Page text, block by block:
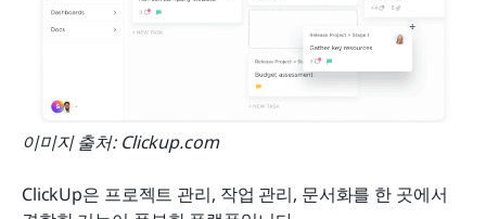
이미지 출처: Clickup.com
ClickUp은 프로젝트 관리, 작업 관리, 문서화를 한 곳에서